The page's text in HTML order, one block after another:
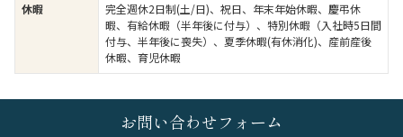
休暇
完全週休2日制(土/日)、祝日、年末年始休暇、慶弔休
暇、有給休暇（半年後に付与）、特別休暇（入社時5日間
付与、半年後に喪失）、夏季休暇(有休消化)、産前産後
休暇、育児休暇
お問い合わせフォーム